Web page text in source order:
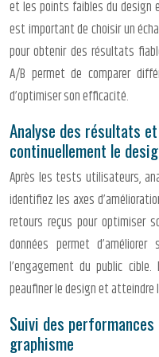
et les points faibles du design
est important de choisir un
pour obtenir des résultats
A/B permet de comparer
d’optimiser son efficacité.
Analyse des résultats
continuellement le
Après les tests utilisateurs,
identifiez les axes
retours reçus pour optimiser
données permet
l’engagement du public
peaufiner le design et atteindre
Suivi des
graphisme